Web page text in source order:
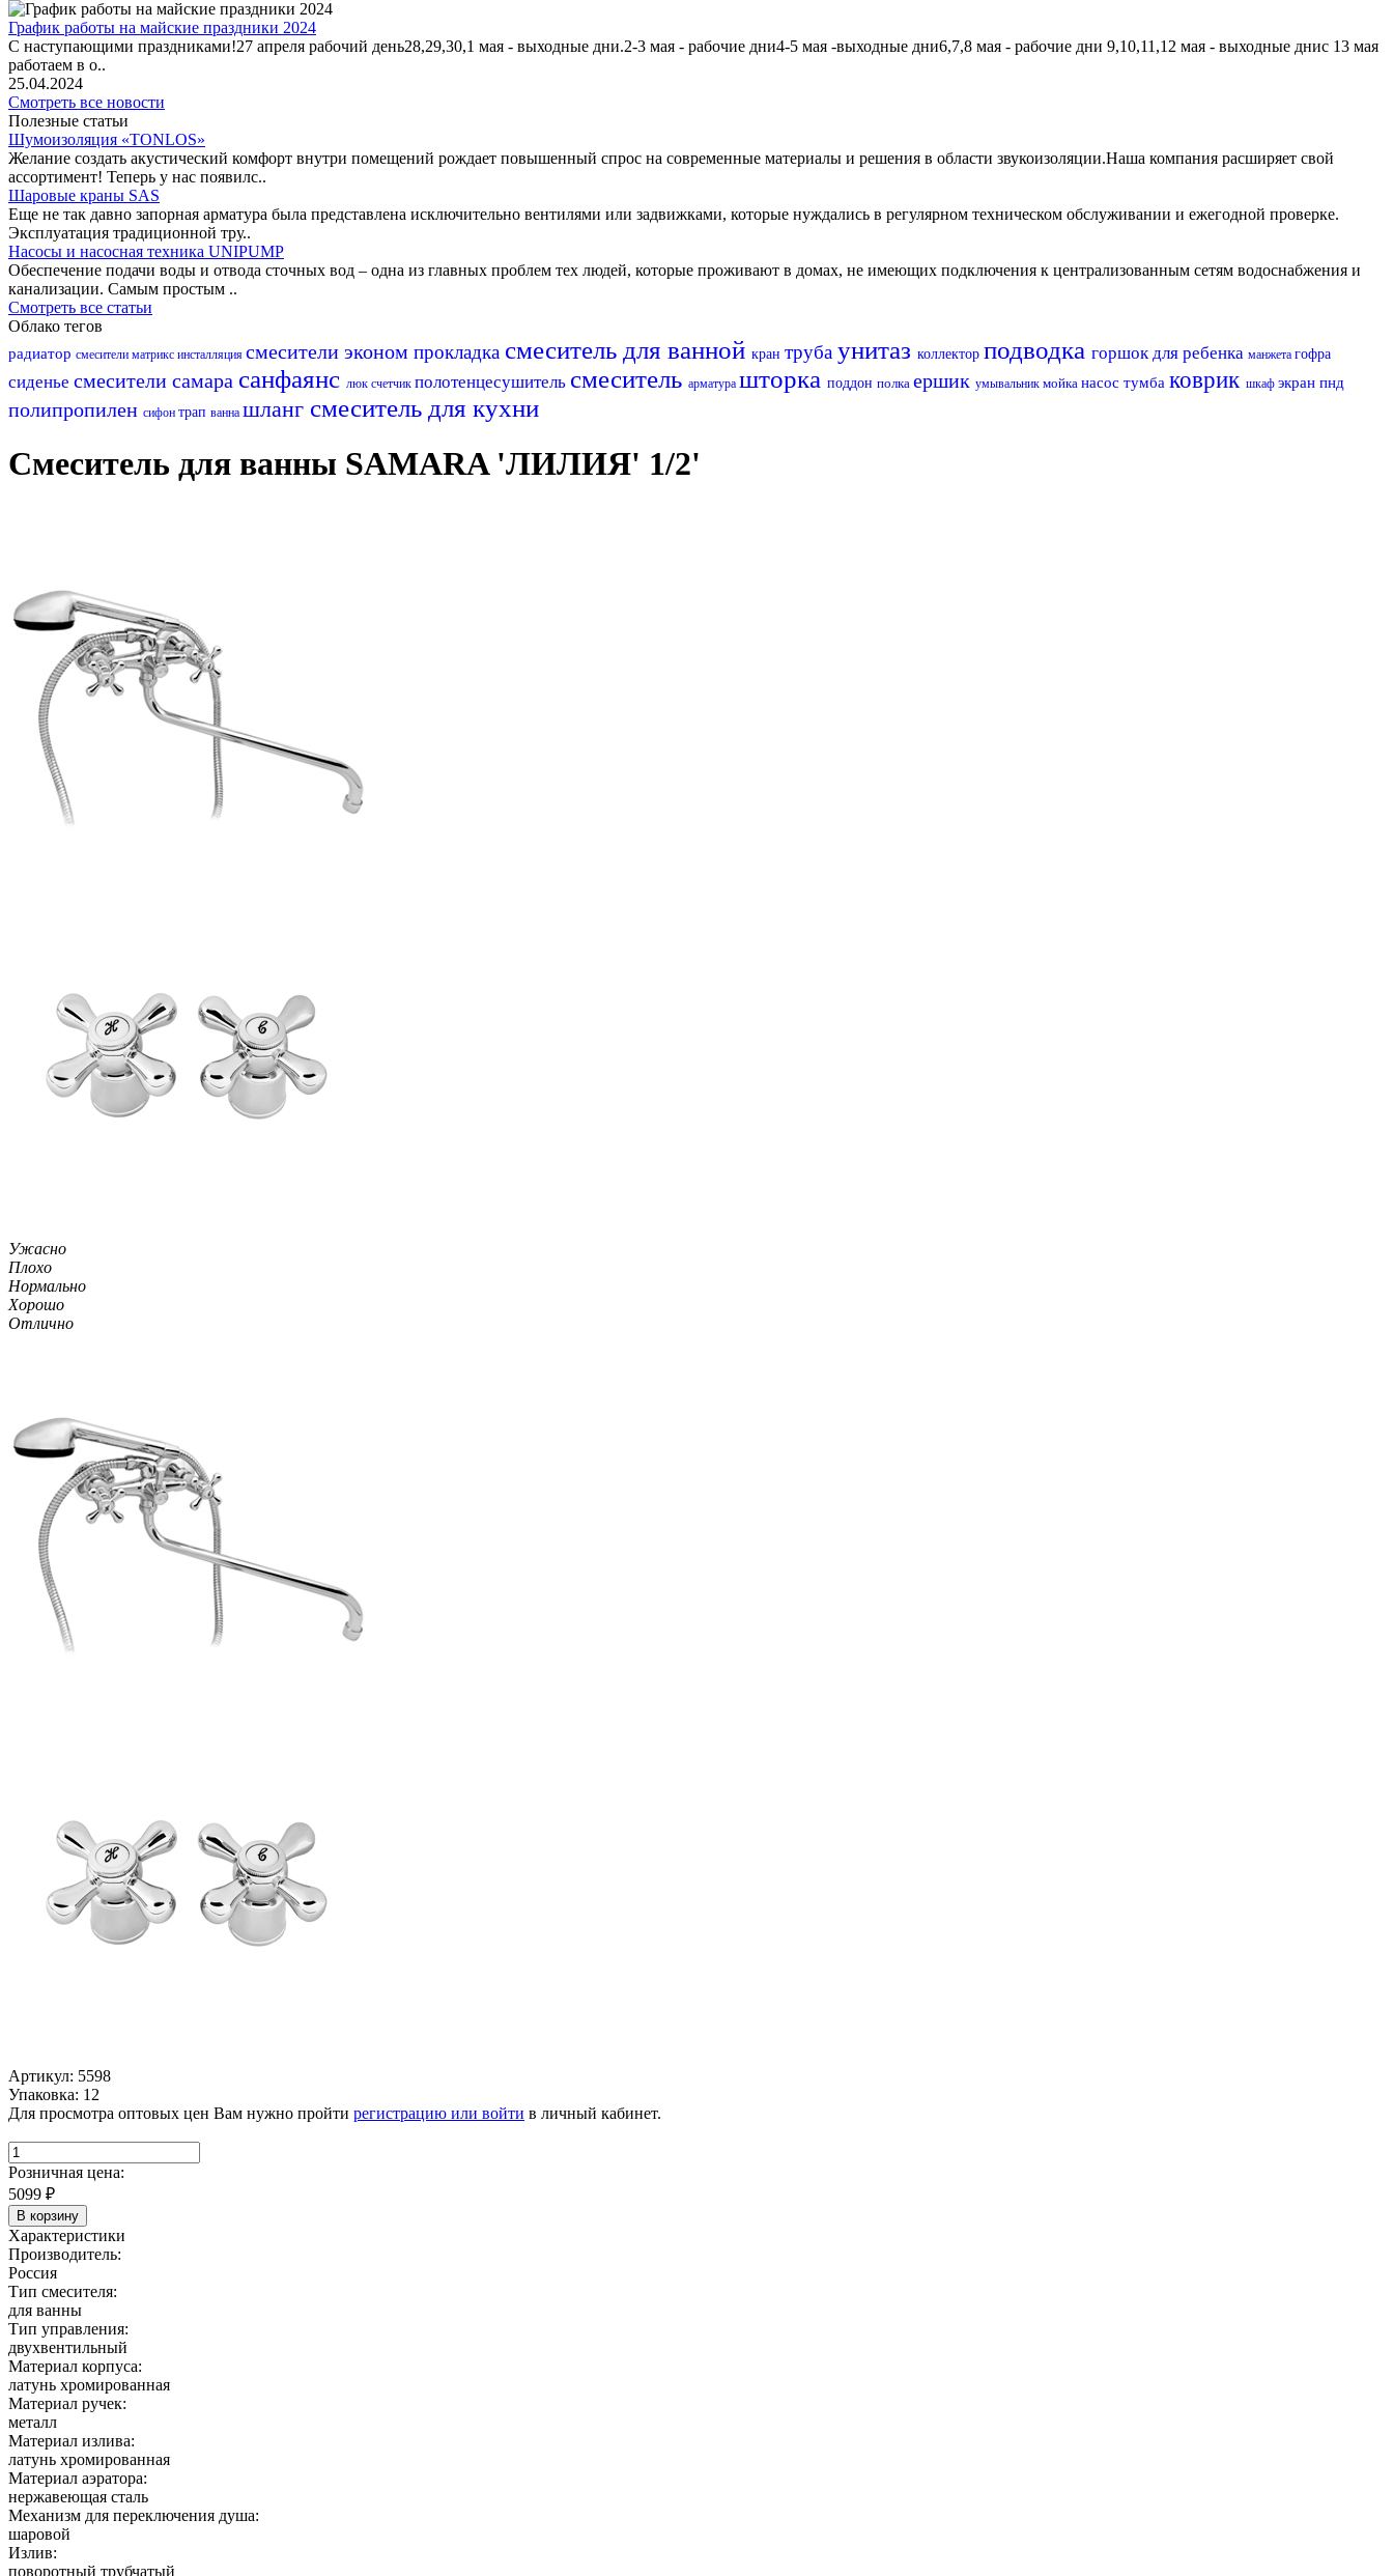
График работы на майские праздники 2024
С наступающими праздниками!27 апреля рабочий день28,29,30,1 мая - выходные дни.2-3 мая - рабочие дни4-5 мая -выходные дни6,7,8 мая - рабочие дни 9,10,11,12 мая - выходные днис 13 мая
работаем в о..
25.04.2024
Смотреть все новости
Полезные статьи
Шумоизоляция «TONLOS»
Желание создать акустический комфорт внутри помещений рождает повышенный спрос на современные материалы и решения в области звукоизоляции.Наша компания расширяет свой
ассортимент! Теперь у нас появилс..
Шаровые краны SAS
Еще не так давно запорная арматура была представлена исключительно вентилями или задвижками, которые нуждались в регулярном техническом обслуживании и ежегодной проверке.
Эксплуатация традиционной тру..
Насосы и насосная техника UNIPUMP
Обеспечение подачи воды и отвода сточных вод – одна из главных проблем тех людей, которые проживают в домах, не имеющих подключения к централизованным сетям водоснабжения и
канализации. Самым простым ..
Смотреть все статьи
Облако тегов
радиатор смесители матрикс инсталляция смесители эконом прокладка смеситель для ванной кран труба унитаз коллектор подводка горшок для ребенка манжета гофра
сиденье смесители самара санфаянс люк счетчик полотенцесушитель смеситель арматура шторка поддон полка ершик умывальник мойка насос тумба коврик шкаф экран пнд
полипропилен сифон трап ванна шланг смеситель для кухни
Смеситель для ванны SAMARA 'ЛИЛИЯ' 1/2'
Ужасно
Плохо
Нормально
Хорошо
Отлично
Артикул: 5598
Упаковка: 12
Для просмотра оптовых цен Вам нужно пройти регистрацию или войти в личный кабинет.
Розничная цена:
5099 ₽
В корзину
Характеристики
Производитель:
Россия
Тип смесителя:
для ванны
Тип управления:
двухвентильный
Материал корпуса:
латунь хромированная
Материал ручек:
металл
Материал излива:
латунь хромированная
Материал аэратора:
нержавеющая сталь
Механизм для переключения душа:
шаровой
Излив:
поворотный трубчатый